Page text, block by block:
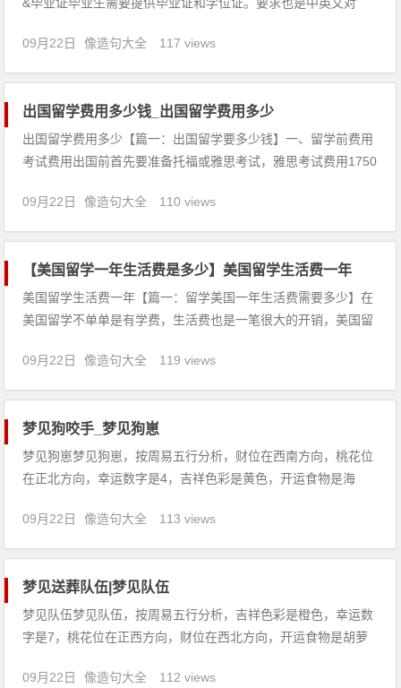
还是会要求官方寄送的标准化考试成绩单(TOEFL GRE GMAT
LSAT)，但现在也有部分学校可以接受在网申表格中上传，
09月22日 像造句大全 117 views
出国留学费用多少钱_出国留学费用多少
出国留学费用多少【篇一：出国留学要多少钱】一、留学前费用
考试费用出国前首先要准备托福或雅思考试，雅思考试费用1750
试以前的外语培训费平均2000元左右，但因人而异。如大学生本
身就有英语基础，可能几百块钱就够了；高中生的花费当然要高
09月22日 像造句大全 110 views
【美国留学一年生活费是多少】美国留学生活费一年
美国留学生活费一年【篇一：留学美国一年生活费需要多少】在
美国留学不单单是有学费，生活费也是一笔很大的开销，美国留
约、波士顿、旧金山等，其生活费也会高一些，如果孩子喜欢逛
街购物或到餐厅吃饭去，其生活费很容易就加倍。一般而言，可
09月22日 像造句大全 119 views
梦见狗咬手_梦见狗崽
梦见狗崽梦见狗崽，按周易五行分析，财位在西南方向，桃花位
在正北方向，幸运数字是4，吉祥色彩是黄色，开运食物是海
近期运程和顺，尊重他人的意见，就能获得大好时运。2、梦见
狗崽一直跟着我，预示着财运不错，但不可以挥霍，要注意拓展
09月22日 像造句大全 113 views
梦见送葬队伍|梦见队伍
梦见队伍梦见队伍，按周易五行分析，吉祥色彩是橙色，幸运数
字是7，桃花位在正西方向，财位在西北方向，开运食物是胡萝
病情会恶化。2、未婚男女梦见迎亲队伍，会喜结良缘。3、囚犯
09月22日 像造句大全 112 views